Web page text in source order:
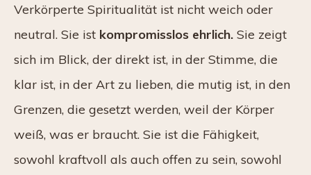
Verkörperte Spiritualität ist nicht weich oder
neutral. Sie ist kompromisslos ehrlich. Sie zeigt
sich im Blick, der direkt ist, in der Stimme, die
klar ist, in der Art zu lieben, die mutig ist, in den
Grenzen, die gesetzt werden, weil der Körper
weiß, was er braucht. Sie ist die Fähigkeit,
sowohl kraftvoll als auch offen zu sein, sowohl